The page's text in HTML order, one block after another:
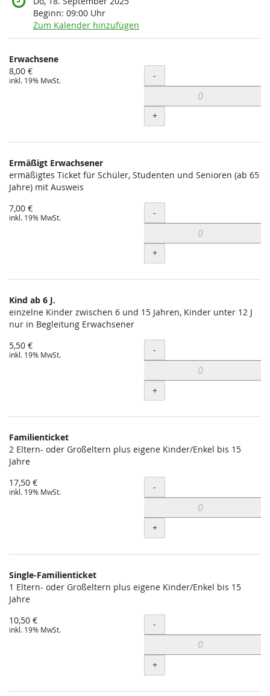
Beginn: 09:00 Uhr
Zum Kalender hinzufügen
Produkte
Unkategorisierte
Produkte
Erwachsene
8,00 €
inkl. 19% MwSt. Menge
-
+
Ermäßigt Erwachsener
ermäßigtes Ticket für Schüler, Studenten und Senioren (ab 65
Jahre) mit Ausweis
7,00 €
inkl. 19% MwSt. Menge
-
+
Kind ab 6 J.
einzelne Kinder zwischen 6 und 15 Jahren, Kinder unter 12 J
nur in Begleitung Erwachsener
5,50 €
inkl. 19% MwSt. Menge
-
+
Familienticket
2 Eltern- oder Großeltern plus eigene Kinder/Enkel bis 15
Jahre
17,50 €
inkl. 19% MwSt. Menge
-
+
Single-Familienticket
1 Eltern- oder Großeltern plus eigene Kinder/Enkel bis 15
Jahre
10,50 €
inkl. 19% MwSt. Menge
-
+